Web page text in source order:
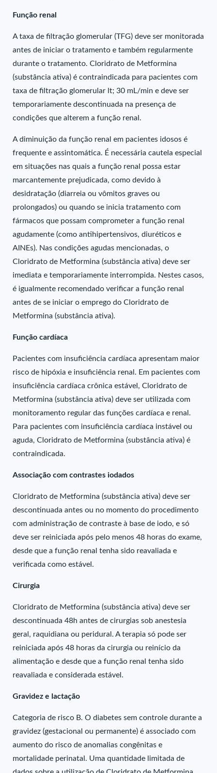
Função renal
A taxa de filtração glomerular (TFG) deve ser monitorada
antes de iniciar o tratamento e também regularmente
durante o tratamento. Cloridrato de Metformina
(substância ativa) é contraindicada para pacientes com
taxa de filtração glomerular lt; 30 mL/min e deve ser
temporariamente descontinuada na presença de
condições que alterem a função renal.
A diminuição da função renal em pacientes idosos é
frequente e assintomática. É necessária cautela especial
em situações nas quais a função renal possa estar
marcantemente prejudicada, como devido à
desidratação (diarreia ou vômitos graves ou
prolongados) ou quando se inicia tratamento com
fármacos que possam comprometer a função renal
agudamente (como antihipertensivos, diuréticos e
AINEs). Nas condições agudas mencionadas, o
Cloridrato de Metformina (substância ativa) deve ser
imediata e temporariamente interrompida. Nestes casos,
é igualmente recomendado verificar a função renal
antes de se iniciar o emprego do Cloridrato de
Metformina (substância ativa).
Função cardíaca
Pacientes com insuficiência cardíaca apresentam maior
risco de hipóxia e insuficiência renal. Em pacientes com
insuficiência cardíaca crônica estável, Cloridrato de
Metformina (substância ativa) deve ser utilizada com
monitoramento regular das funções cardíaca e renal.
Para pacientes com insuficiência cardíaca instável ou
aguda, Cloridrato de Metformina (substância ativa) é
contraindicada.
Associação com contrastes iodados
Cloridrato de Metformina (substância ativa) deve ser
descontinuada antes ou no momento do procedimento
com administração de contraste à base de iodo, e só
deve ser reiniciada após pelo menos 48 horas do exame,
desde que a função renal tenha sido reavaliada e
verificada como estável.
Cirurgia
Cloridrato de Metformina (substância ativa) deve ser
descontinuada 48h antes de cirurgias sob anestesia
geral, raquidiana ou peridural. A terapia só pode ser
reiniciada após 48 horas da cirurgia ou reinício da
alimentação e desde que a função renal tenha sido
reavaliada e considerada estável.
Gravidez e lactação
Categoria de risco B. O diabetes sem controle durante a
gravidez (gestacional ou permanente) é associado com
aumento do risco de anomalias congênitas e
mortalidade perinatal. Uma quantidade limitada de